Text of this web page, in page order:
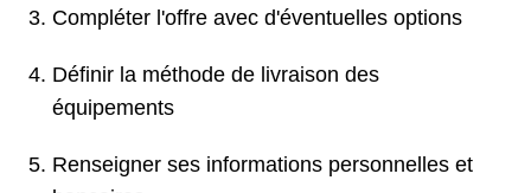
Compléter l'offre avec d'éventuelles options
Définir la méthode de livraison des
équipements
Renseigner ses informations personnelles et